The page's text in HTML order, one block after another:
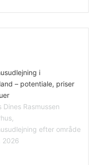
i
– potentiale, priser
Dines Rasmussen
efter område
2026